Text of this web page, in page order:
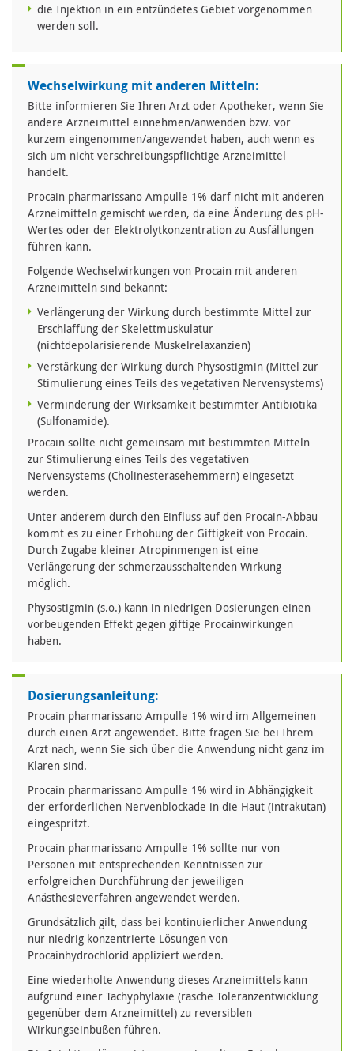
die Injektion in ein entzündetes Gebiet vorgenommen
werden soll.
Wechselwirkung mit anderen Mitteln:
Bitte informieren Sie Ihren Arzt oder Apotheker, wenn Sie
andere Arzneimittel einnehmen/anwenden bzw. vor
kurzem eingenommen/angewendet haben, auch wenn es
sich um nicht verschreibungspflichtige Arzneimittel
handelt.
Procain pharmarissano Ampulle 1% darf nicht mit anderen
Arzneimitteln gemischt werden, da eine Änderung des pH-
Wertes oder der Elektrolytkonzentration zu Ausfällungen
führen kann.
Folgende Wechselwirkungen von Procain mit anderen
Arzneimitteln sind bekannt:
Verlängerung der Wirkung durch bestimmte Mittel zur
Erschlaffung der Skelettmuskulatur
(nichtdepolarisierende Muskelrelaxanzien)
Verstärkung der Wirkung durch Physostigmin (Mittel zur
Stimulierung eines Teils des vegetativen Nervensystems)
Verminderung der Wirksamkeit bestimmter Antibiotika
(Sulfonamide).
Procain sollte nicht gemeinsam mit bestimmten Mitteln
zur Stimulierung eines Teils des vegetativen
Nervensystems (Cholinesterasehemmern) eingesetzt
werden.
Unter anderem durch den Einfluss auf den Procain-Abbau
kommt es zu einer Erhöhung der Giftigkeit von Procain.
Durch Zugabe kleiner Atropinmengen ist eine
Verlängerung der schmerzausschaltenden Wirkung
möglich.
Physostigmin (s.o.) kann in niedrigen Dosierungen einen
vorbeugenden Effekt gegen giftige Procainwirkungen
haben.
Dosierungsanleitung:
Procain pharmarissano Ampulle 1% wird im Allgemeinen
durch einen Arzt angewendet. Bitte fragen Sie bei Ihrem
Arzt nach, wenn Sie sich über die Anwendung nicht ganz im
Klaren sind.
Procain pharmarissano Ampulle 1% wird in Abhängigkeit
der erforderlichen Nervenblockade in die Haut (intrakutan)
eingespritzt.
Procain pharmarissano Ampulle 1% sollte nur von
Personen mit entsprechenden Kenntnissen zur
erfolgreichen Durchführung der jeweiligen
Anästhesieverfahren angewendet werden.
Grundsätzlich gilt, dass bei kontinuierlicher Anwendung
nur niedrig konzentrierte Lösungen von
Procainhydrochlorid appliziert werden.
Eine wiederholte Anwendung dieses Arzneimittels kann
aufgrund einer Tachyphylaxie (rasche Toleranzentwicklung
gegenüber dem Arzneimittel) zu reversiblen
Wirkungseinbußen führen.